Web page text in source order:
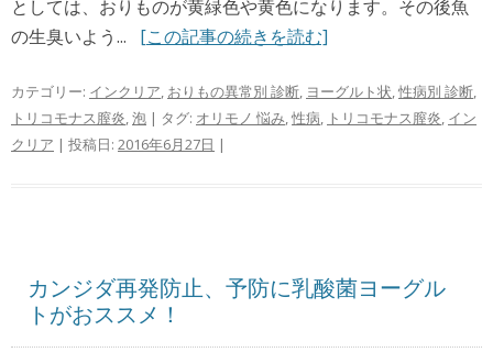
としては、おりものが黄緑色や黄色になります。その後魚
の生臭いよう... [この記事の続きを読む]
カテゴリー: インクリア, おりもの異常別 診断, ヨーグルト状,性病別 診断,
トリコモナス膣炎,泡 | タグ: オリモノ 悩み,性病, トリコモナス膣炎, イン
クリア | 投稿日: 2016年6月27日 |
カンジダ再発防止、予防に乳酸菌ヨーグル
トがおススメ！